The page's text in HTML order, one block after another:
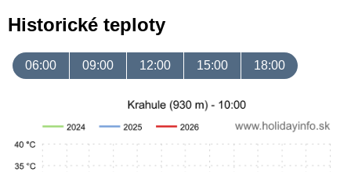
Historické teploty
06:00 09:00 12:00 15:00 18:00